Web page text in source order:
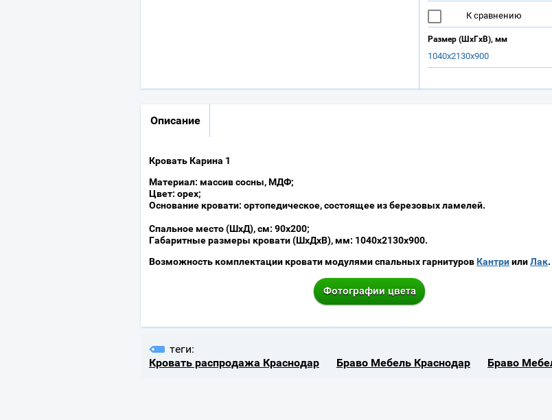
К сравнению
Размер (ШхГхВ), мм
1040х2130х900
Описание
Кровать Карина 1
Материал: массив сосны, МДФ;
Цвет: орех;
Основание кровати: ортопедическое, состоящее из березовых ламелей.
Спальное место (ШхД), см: 90х200;
Габаритные размеры кровати (ШхДхВ), мм: 1040х2130х900.
Возможность комплектации кровати модулями спальных гарнитуров КантриилиЛак.
теги:
Кровать распродажа Краснодар
Браво Мебель Краснодар Браво